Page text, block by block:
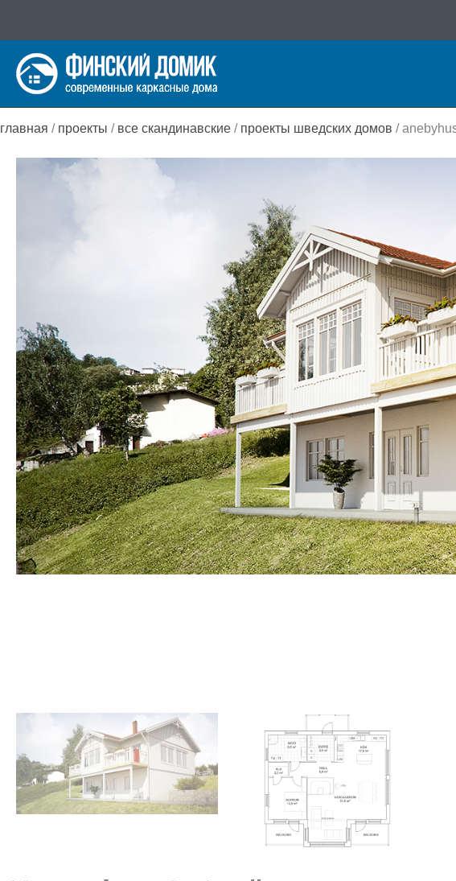
к
содержимому
главная / проекты / все скандинавские / проекты шведских домов /